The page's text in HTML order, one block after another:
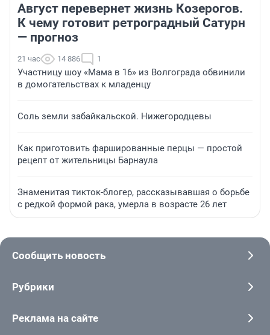
Август перевернет жизнь Козерогов.
К чему готовит ретроградный Сатурн
— прогноз
21 час 14 886 1
Участницу шоу «Мама в 16» из Волгограда обвинили
в домогательствах к младенцу
Соль земли забайкальской. Нижегородцевы
Как приготовить фаршированные перцы — простой
рецепт от жительницы Барнаула
Знаменитая тикток-блогер, рассказывавшая о борьбе
с редкой формой рака, умерла в возрасте 26 лет
Сообщить новость
Рубрики
Реклама на сайте